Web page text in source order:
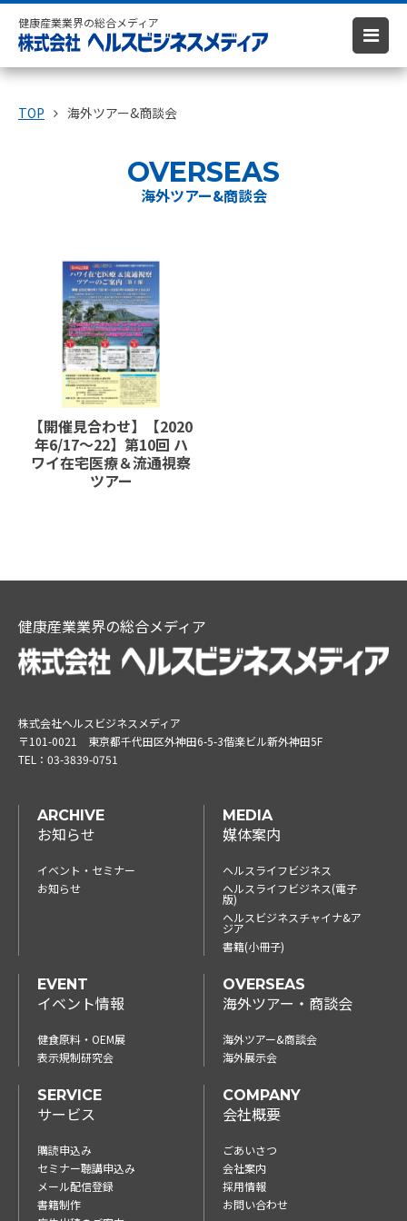
健康産業業界の総合メディア
TOP 海外ツアー&商談会
OVERSEAS
海外ツアー&商談会
【開催見合わせ】【2020
年6/17～22】第10回 ハ
ワイ在宅医療＆流通視察
ツアー
健康産業業界の総合メディア
株式会社ヘルスビジネスメディア
〒101-0021 東京都千代田区外神田6-5-3偕楽ビル新外神田5F
TEL： 03-3839-0751
ARCHIVE
お知らせ
イベント・セミナー
お知らせ
MEDIA
媒体案内
ヘルスライフビジネス
ヘルスライフビジネス(電子
版)
ヘルスビジネスチャイナ&ア
ジア
書籍(小冊子)
EVENT
イベント情報
健食原料・OEM展
表示規制研究会
OVERSEAS
海外ツアー・商談会
海外ツアー&商談会
海外展示会
SERVICE
サービス
購読申込み
セミナー聴講申込み
メール配信登録
書籍制作
COMPANY
会社概要
ごあいさつ
会社案内
採用情報
お問い合わせ